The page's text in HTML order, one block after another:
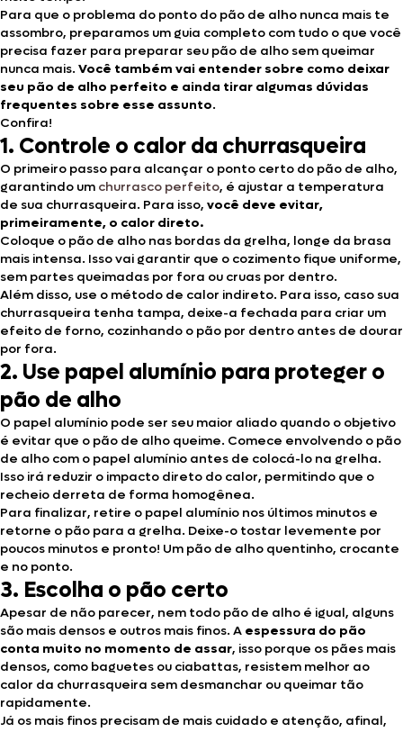
Para que o problema do ponto do pão de alho nunca mais te
assombro, preparamos um guia completo com tudo o que você
precisa fazer para preparar seu pão de alho sem queimar
nunca mais. Você também vai entender sobre como deixar
seu pão de alho perfeito e ainda tirar algumas dúvidas
frequentes sobre esse assunto.
Confira!
1. Controle o calor da churrasqueira
O primeiro passo para alcançar o ponto certo do pão de alho,
garantindo um churrasco perfeito, é ajustar a temperatura
de sua churrasqueira. Para isso, você deve evitar,
primeiramente, o calor direto.
Coloque o pão de alho nas bordas da grelha, longe da brasa
mais intensa. Isso vai garantir que o cozimento fique uniforme,
sem partes queimadas por fora ou cruas por dentro.
Além disso, use o método de calor indireto. Para isso, caso sua
churrasqueira tenha tampa, deixe-a fechada para criar um
efeito de forno, cozinhando o pão por dentro antes de dourar
por fora.
2. Use papel alumínio para proteger o
pão de alho
O papel alumínio pode ser seu maior aliado quando o objetivo
é evitar que o pão de alho queime. Comece envolvendo o pão
de alho com o papel alumínio antes de colocá-lo na grelha.
Isso irá reduzir o impacto direto do calor, permitindo que o
recheio derreta de forma homogênea.
Para finalizar, retire o papel alumínio nos últimos minutos e
retorne o pão para a grelha. Deixe-o tostar levemente por
poucos minutos e pronto! Um pão de alho quentinho, crocante
e no ponto.
3. Escolha o pão certo
Apesar de não parecer, nem todo pão de alho é igual, alguns
são mais densos e outros mais finos. A espessura do pão
conta muito no momento de assar, isso porque os pães mais
densos, como baguetes ou ciabattas, resistem melhor ao
calor da churrasqueira sem desmanchar ou queimar tão
rapidamente.
Já os mais finos precisam de mais cuidado e atenção, afinal,